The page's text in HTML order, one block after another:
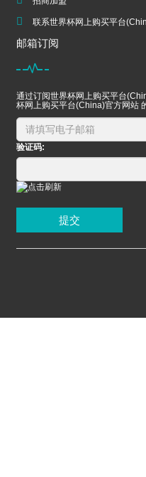
联系世界杯网上购买平台
邮箱订阅
通过订阅世界杯网上购买平台
杯网上购买平台(China)官方网站
验证码:
提交